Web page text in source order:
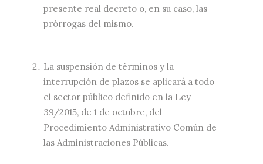
presente real decreto o, en su caso, las
prórrogas del mismo.
La suspensión de términos y la
interrupción de plazos se aplicará a todo
el sector público definido en la Ley
39/2015, de 1 de octubre, del
Procedimiento Administrativo Común de
las Administraciones Públicas.